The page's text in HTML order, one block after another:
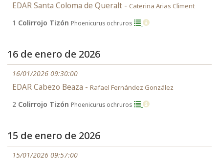
EDAR Santa Coloma de Queralt - Caterina Arias Climent
1 Colirrojo Tizón Phoenicurus ochruros
16 de enero de 2026
16/01/2026 09:30:00
EDAR Cabezo Beaza - Rafael Fernández González
2 Colirrojo Tizón Phoenicurus ochruros
15 de enero de 2026
15/01/2026 09:57:00